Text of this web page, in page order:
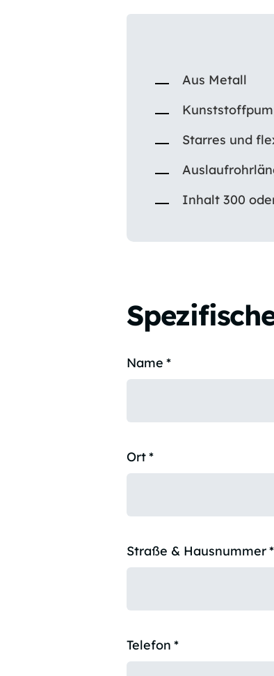
Aus Metall
Starres und
Inhalt 300
Name *
Ort*
Straße & Hausnummer*
Telefon *